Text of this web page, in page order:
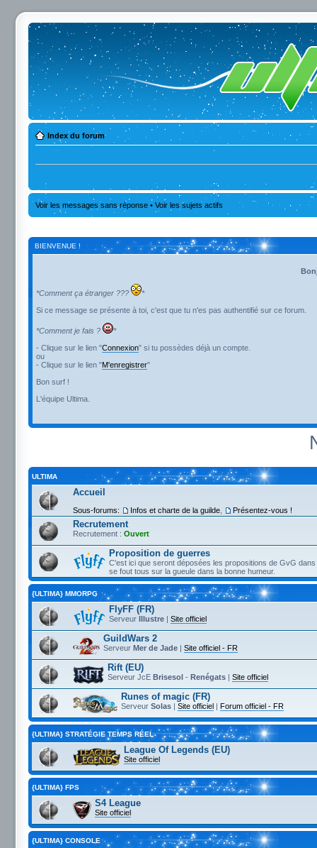
Index du forum
Voir les messages sans réponse • Voir les sujets actifs
BIENVENUE !
*Comment ça étranger ???
*
Si ce message se présente à toi, c'est que tu n'es pas authentifié sur ce forum.
*Comment je fais ?
*
- Clique sur le lien "Connexion" si tu possèdes déjà un compte.
ou
- Clique sur le lien "M'enregistrer"
Bon surf !
L'équipe Ultima.
ULTIMA
Accueil
Sous-forums: Infos et charte de la guilde Présentez-vous !
Recrutement
Recrutement : Ouvert
Proposition de guerres
C'est ici que seront déposées les propositions de GvG dans
se fout tous sur la gueule dans la bonne humeur.
{ULTIMA} MMORPG
FlyFF (FR)
Serveur Illustre | Site officiel
GuildWars 2
Serveur Mer de Jade | Site officiel - FR
Rift (EU)
Serveur JcE Brisesol - Renégats | Site officiel
Runes of magic (FR)
Serveur Solas | Site officiel | Forum officiel - FR
{ULTIMA} STRATÉGIE TEMPS RÉEL
League Of Legends (EU)
Site officiel
{ULTIMA} FPS
S4 League
Site officiel
{ULTIMA} CONSOLE